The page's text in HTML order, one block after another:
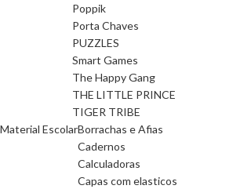
Poppik
Porta Chaves
PUZZLES
Smart Games
The Happy Gang
THE LITTLE PRINCE
TIGER TRIBE
Material EscolarBorrachas e Afias
Cadernos
Calculadoras
Capas com elasticos